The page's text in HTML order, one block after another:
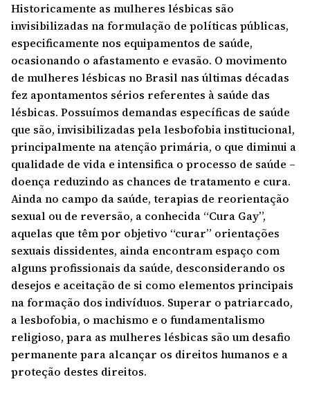
Historicamente as mulheres lésbicas são
invisibilizadas na formulação de políticas públicas,
especificamente nos equipamentos de saúde,
ocasionando o afastamento e evasão. O movimento
de mulheres lésbicas no Brasil nas últimas décadas
fez apontamentos sérios referentes à saúde das
lésbicas. Possuímos demandas específicas de saúde
que são, invisibilizadas pela lesbofobia institucional,
principalmente na atenção primária, o que diminui a
qualidade de vida e intensifica o processo de saúde –
doença reduzindo as chances de tratamento e cura.
Ainda no campo da saúde, terapias de reorientação
sexual ou de reversão, a conhecida “Cura Gay”,
aquelas que têm por objetivo “curar” orientações
sexuais dissidentes, ainda encontram espaço com
alguns profissionais da saúde, desconsiderando os
desejos e aceitação de si como elementos principais
na formação dos indivíduos. Superar o patriarcado,
a lesbofobia, o machismo e o fundamentalismo
religioso, para as mulheres lésbicas são um desafio
permanente para alcançar os direitos humanos e a
proteção destes direitos.